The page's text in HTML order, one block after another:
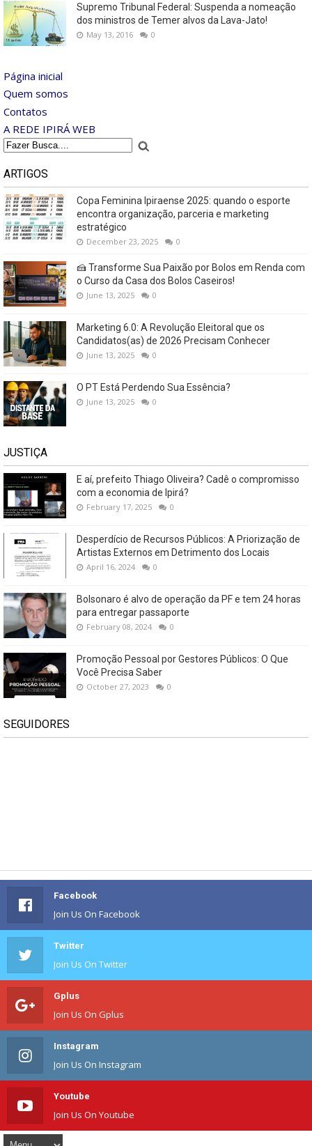
Supremo Tribunal Federal: Suspenda a nomeação
dos ministros de Temer alvos da Lava-Jato!
May 13, 2016 0
Página inicial
Quem somos
Contatos
A REDE IPIRÁ WEB
ARTIGOS
Copa Feminina Ipiraense 2025: quando o esporte
encontra organização, parceria e marketing
estratégico
December 23, 2025 0
🍰 Transforme Sua Paixão por Bolos em Renda com
o Curso da Casa dos Bolos Caseiros!
June 13, 2025 0
Marketing 6.0: A Revolução Eleitoral que os
Candidatos(as) de 2026 Precisam Conhecer
June 13, 2025 0
O PT Está Perdendo Sua Essência?
June 13, 2025 0
JUSTIÇA
E aí, prefeito Thiago Oliveira? Cadê o compromisso
com a economia de Ipirá?
February 17, 2025 0
Desperdício de Recursos Públicos: A Priorização de
Artistas Externos em Detrimento dos Locais
April 16, 2024 0
Bolsonaro é alvo de operação da PF e tem 24 horas
para entregar passaporte
February 08, 2024 0
Promoção Pessoal por Gestores Públicos: O Que
Você Precisa Saber
October 27, 2023 0
SEGUIDORES
Facebook
Join Us On Facebook
Twitter
Join Us On Twitter
Gplus
Join Us On Gplus
Instagram
Join Us On Instagram
Youtube
Join Us On Youtube